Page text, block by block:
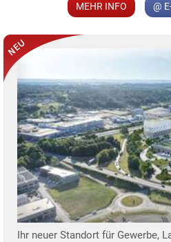
MEHR INFO @
Ihr neuer Standort für Gewerbe,